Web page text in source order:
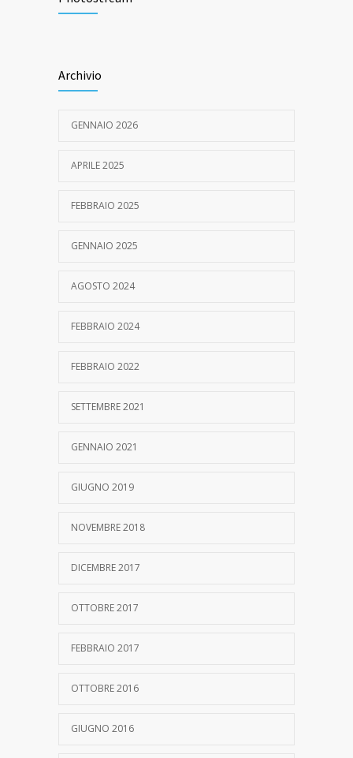
Management of Pelvic Floor Disease
Da Settembre il Dr. Naldini visiterà presso
la Casa di Cura di San Rossore
Archivio
GENNAIO 2026
APRILE 2025
FEBBRAIO 2025
GENNAIO 2025
AGOSTO 2024
FEBBRAIO 2024
FEBBRAIO 2022
SETTEMBRE 2021
GENNAIO 2021
GIUGNO 2019
NOVEMBRE 2018
DICEMBRE 2017
OTTOBRE 2017
FEBBRAIO 2017
OTTOBRE 2016
GIUGNO 2016